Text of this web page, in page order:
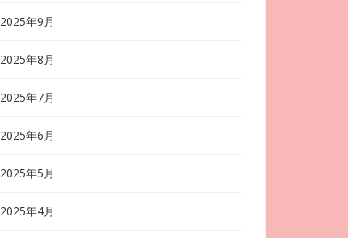
2025年9月
2025年8月
2025年7月
2025年6月
2025年5月
2025年4月